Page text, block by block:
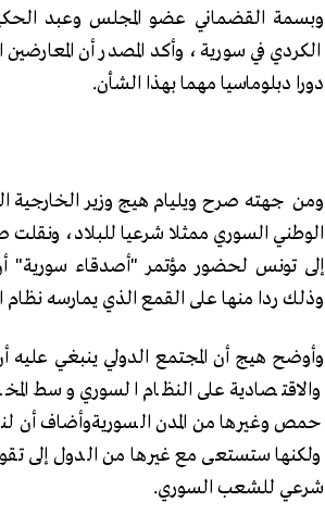
وبسمة القضماني عضو المجلس وعبد
الكردي في سورية، وأكد المصدر أن
دورا دبلوماسيا مهما بهذا الشأن.
ومن جهته صرح ويليام هيج وزير الخارجية
الوطني السوري ممثلا شرعيا للبلاد،
إلى تونس لحضور مؤتمر "أصدقاء سورية"
وذلك ردا منها على القمع الذي يمارسه
وأوضح هيج أن المجتمع الدولي ينبغي عليه
والاقتصادية على النظام السوري وسط
حمص وغيرها من المدن السوريةوأضاف أن
ولكنها ستستعى مع غيرها من الدول إلى
شرعي للشعب السوري.